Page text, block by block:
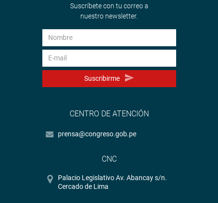
Suscríbete con tu correo a
nuestro newsletter.
Suscribirme
CENTRO DE ATENCIÓN
prensa@congreso.gob.pe
CNC
Palacio Legislativo Av. Abancay s/n.
Cercado de Lima